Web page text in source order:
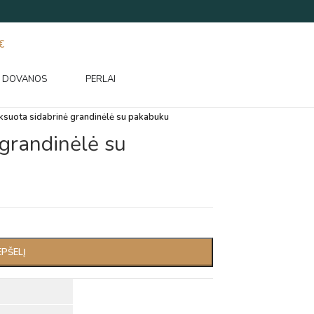
DOVANOS PERLAI
sidabrinė grandinėlė su pakabuku
su